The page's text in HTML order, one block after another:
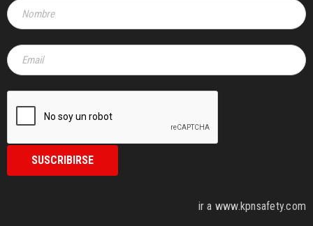
ir a www.kpnsafety.com